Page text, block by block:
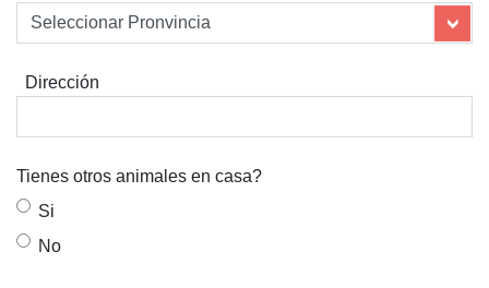
Dirección
Tienes otros animales en casa?
Si
No